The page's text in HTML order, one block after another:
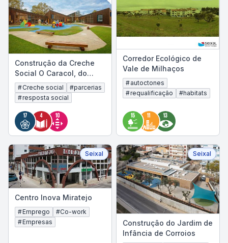
Construção da Creche
Social O Caracol, do
Centro de Assistência
Paroquial da Amora
#Creche social #parcerias
#resposta social
Corredor Ecológico de
Vale de Milhaços
#autoctones
#requalificação #habitats
Seixal
Centro Inova Miratejo
#Emprego #Co-work
#Empresas
Seixal
Construção do Jardim de
Infância de Corroios